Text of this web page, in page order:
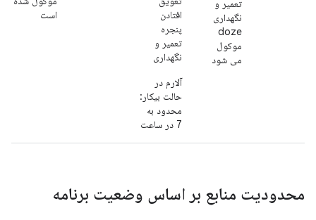
تعمیر و
نگهداری
doze
موکول
می شود
افتادن
پنجره
تعمیر و
نگهداری
آلارم در
حالت بیکار:
محدود به
7 در ساعت
است
محدودیت منابع بر اساس وضعیت برنامه